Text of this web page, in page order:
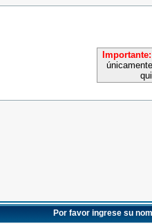
Importante:
Por favor ingrese su